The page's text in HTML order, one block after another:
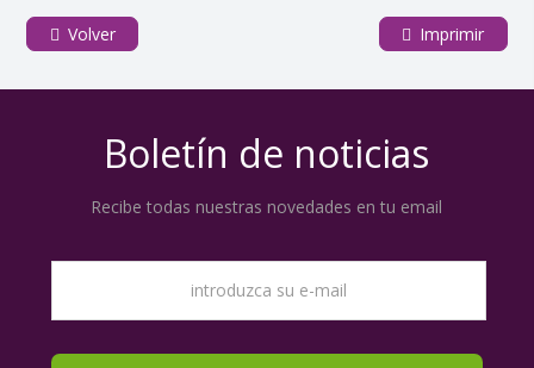
Volver Imprimir
Boletín de noticias
Recibe todas nuestras novedades en tu email